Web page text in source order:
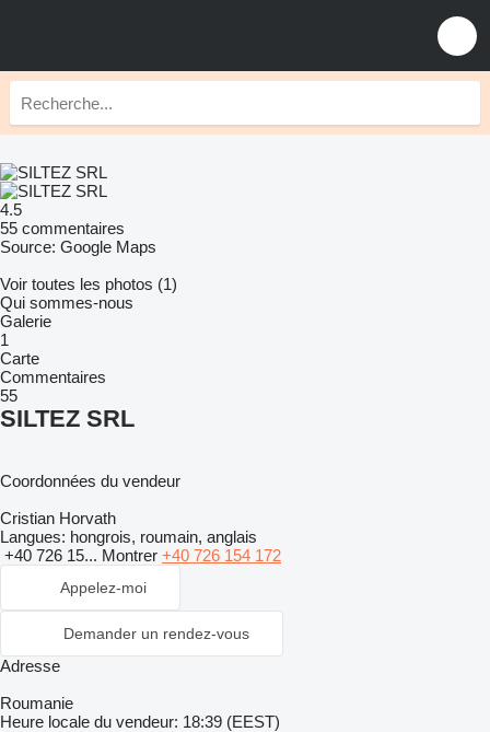
4.5
55 commentaires
Source: Google Maps
Voir toutes les photos (1)
Qui sommes-nous
Galerie
1
Carte
Commentaires
55
SILTEZ SRL
Coordonnées du vendeur
Cristian Horvath
Langues: hongrois, roumain, anglais
+40 726 15... Montrer +40 726 154 172
Appelez-moi
Demander un rendez-vous
Adresse
Roumanie
Heure locale du vendeur: 18:39 (EEST)